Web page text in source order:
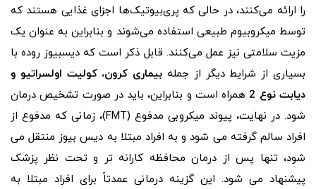
را ارائه می‌کنند، در حالی که پری‌بیوتیک‌ها اجزای غذایی هستند که
توسط میکروبیوم طبیعی استفاده می‌شوند و بنابراین به عنوان یک
مزیت سلامتی نیز عمل می‌کنند. قابل ذکر است که دیسبیوز روده با
بسیاری از شرایط دیگر از جمله بیماری کرون، کولیت اولسراتیو و
دیابت نوع 2
همراه است و بنابراین، باید در صورت تشخیص درمان
شود. در نهایت، پیوند میکروبی مدفوع (FMT)، زمانی که مدفوع از
افراد سالم گرفته می شود و به افراد مبتلا به دیس بیوز منتقل می
شود، تنها پس از درمان محافظه کارانه تر و تحت نظر پزشک
پیشنهاد می شود. این گزینه درمانی عمدتاً برای افراد مبتلا به